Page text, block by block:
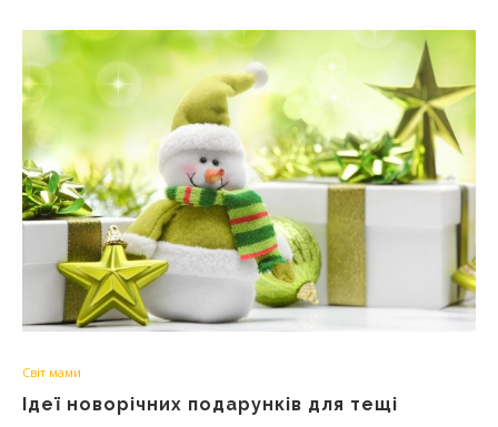
Світ мами
Ідеї новорічних подарунків для тещі